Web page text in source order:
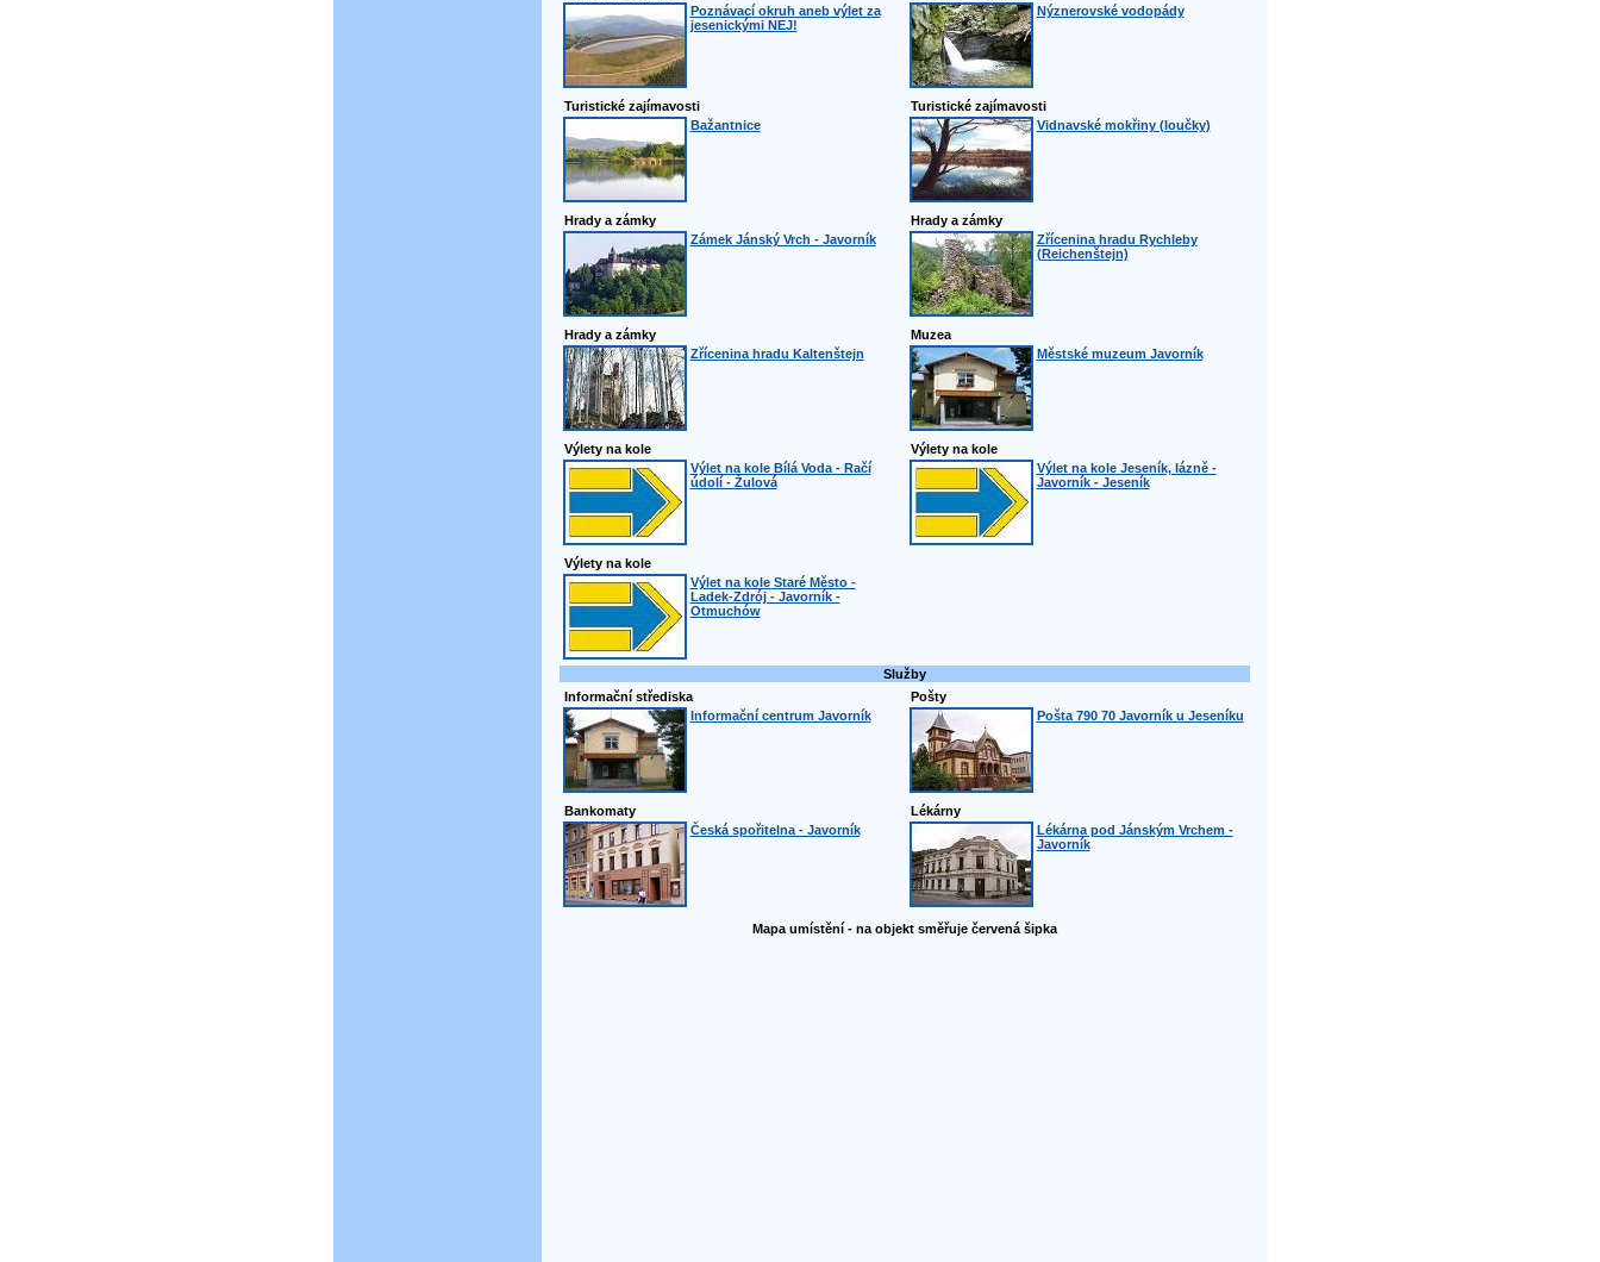
Poznávací okruh aneb výlet za
jesenickými NEJ!
Nýznerovské vodopády
Turistické zajímavosti
Bažantnice
Turistické zajímavosti
Vidnavské mokřiny (loučky)
Hrady a zámky
Zámek Jánský Vrch - Javorník
Hrady a zámky
Zřícenina hradu Rychleby
(Reichenštejn)
Hrady a zámky
Zřícenina hradu Kaltenštejn
Muzea
Městské muzeum Javorník
Výlety na kole
Výlet na kole Bílá Voda - Račí
údolí - Žulová
Výlety na kole
Výlet na kole Jeseník, lázně -
Javorník - Jeseník
Výlety na kole
Výlet na kole Staré Město -
Ladek-Zdrój - Javorník -
Otmuchów
Služby
Informační střediska
Informační centrum Javorník
Pošty
Pošta 790 70 Javorník u Jeseníku
Bankomaty
Česká spořitelna - Javorník
Lékárny
Lékárna pod Jánským Vrchem -
Javorník
Mapa umístění - na objekt směřuje červená šipka